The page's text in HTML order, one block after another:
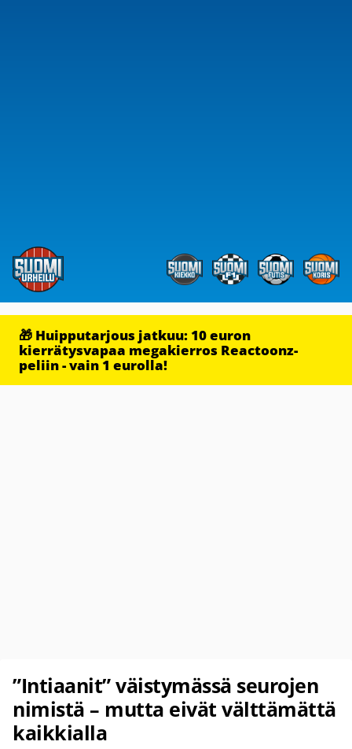
🎁 Huipputarjous jatkuu: 10 euron
kierrätysvapaa megakierros Reactoonz-
peliin - vain 1 eurolla!
”Intiaanit” väistymässä seurojen
nimistä – mutta eivät välttämättä
kaikkialla